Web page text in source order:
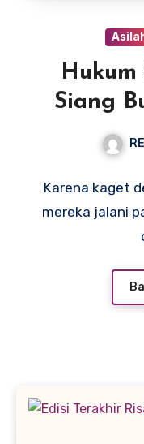
Siang
Karena kaget
mereka jalani